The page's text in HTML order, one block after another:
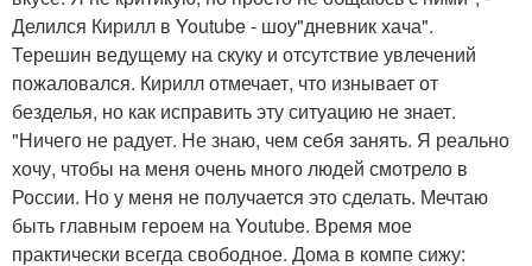
Делился Кирилл в Youtube - шоу"дневник хача".
Терешин ведущему на скуку и отсутствие увлечений
пожаловался. Кирилл отмечает, что изнывает от
безделья, но как исправить эту ситуацию не знает.
"Ничего не радует. Не знаю, чем себя занять. Я реально
хочу, чтобы на меня очень много людей смотрело в
России. Но у меня не получается это сделать. Мечтаю
быть главным героем на Youtube. Время мое
практически всегда свободное. Дома в компе сижу: